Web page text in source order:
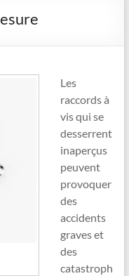
Les
raccords à
vis qui se
desserrent
inaperçus
peuvent
provoquer
des
accidents
graves et
des
catastroph